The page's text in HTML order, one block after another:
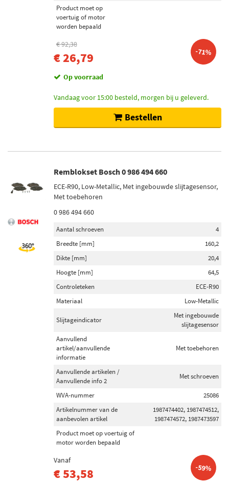
Product moet op
voertuig of motor
worden bepaald
€ 92,38
€ 26,79 -71%
Op voorraad
Vandaag voor 15:00 besteld, morgen bij u geleverd.
Bestellen
Remblokset Bosch 0 986 494 660
ECE-R90, Low-Metallic, Met ingebouwde slijtagesensor,
Met toebehoren
0 986 494 660
Aantal schroeven
4
Breedte [mm]
160,2
Dikte [mm]
20,4
Hoogte [mm]
64,5
Controleteken
ECE-R90
Materiaal
Low-Metallic
Slijtageindicator
Met ingebouwde
slijtagesensor
Aanvullend
artikel/aanvullende
informatie
Met toebehoren
Aanvullende artikelen /
Aanvullende info 2
Met schroeven
WVA-nummer
25086
Artikelnummer van de
aanbevolen artikel
1987474402, 1987474512,
1987474572, 1987473597
Product moet op voertuig of
motor worden bepaald
Vanaf
€ 53,58 -59%